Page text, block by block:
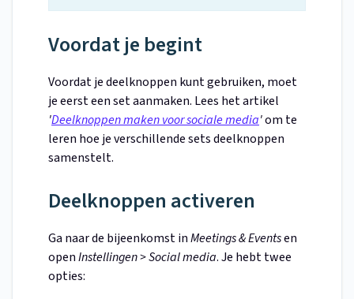
Voordat je begint
Voordat je deelknoppen kunt gebruiken, moet
je eerst een set aanmaken. Lees het artikel
'Deelknoppen maken voor sociale media'om te
leren hoe je verschillende sets deelknoppen
samenstelt.
Deelknoppen activeren
Ga naar de bijeenkomst inMeetings & Eventsen
openInstellingen > Social media. Je hebt twee
opties: